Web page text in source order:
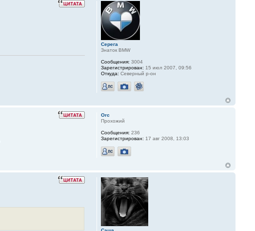
Серега
Знаток BMW
Сообщения: 3004
Зарегистрирован: 15 июл 2007, 09:56
Откуда: Северный р-он
Orc
Прохожий
Сообщения: 236
Зарегистрирован: 17 авг 2008, 13:03